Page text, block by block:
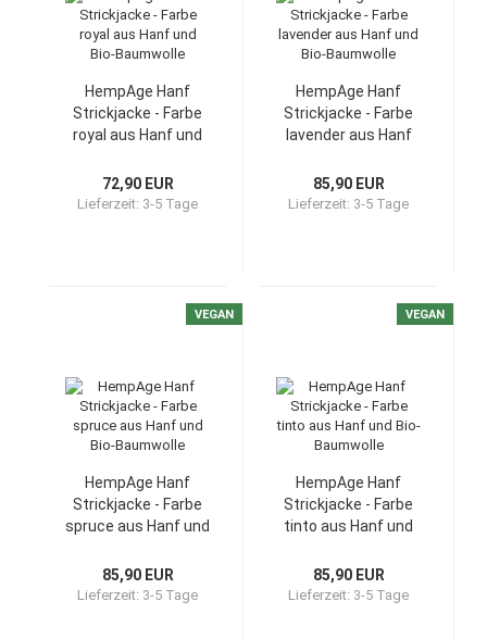
HempAge Hanf
Strickjacke - Farbe
royal aus Hanf und
72,90 EUR
Lieferzeit: 3-5 Tage
HempAge Hanf
Strickjacke - Farbe
lavender aus Hanf
85,90 EUR
Lieferzeit: 3-5 Tage
VEGAN
HempAge Hanf
Strickjacke - Farbe
spruce aus Hanf und
85,90 EUR
Lieferzeit: 3-5 Tage
VEGAN
HempAge Hanf
Strickjacke - Farbe
tinto aus Hanf und
85,90 EUR
Lieferzeit: 3-5 Tage